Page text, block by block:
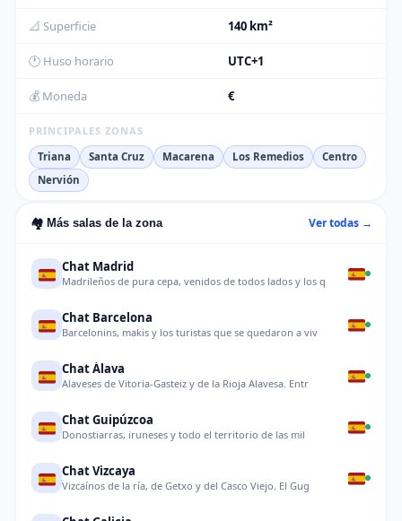
📐 Superficie 140 km²
🕐 Huso horario UTC+1
💰 Moneda €
PRINCIPALES ZONAS
Triana
Santa Cruz Macarena Los Remedios
Centro
Nervión
🏘️ Más salas de la zona Ver todas →
Chat Madrid
Madrileños de pura cepa, venidos de todos lados y los q
Chat Barcelona
Barcelonins, makis y los turistas que se quedaron a viv
Chat Álava
Alaveses de Vitoria-Gasteiz y de la Rioja Alavesa. Entr
Chat Guipúzcoa
Donostiarras, iruneses y todo el territorio de las mil
Chat Vizcaya
Vizcaínos de la ría, de Getxo y del Casco Viejo. El Gug